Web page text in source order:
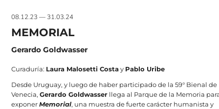
08.12.23 — 31.03.24
MEMORIAL
Gerardo Goldwasser
Curaduría: Laura Malosetti Costay Pablo Uribe
Desde Uruguay, y luego de haber participado de la 59° Bienal de
Venecia, Gerardo Goldwasser llega al Parque de la Memoria
exponerMemorial, una muestra de fuerte carácter humanista y